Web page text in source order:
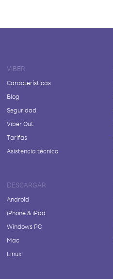
VIBER
Características
Blog
Seguridad
Viber Out
Tarifas
Asistencia técnica
DESCARGAR
Android
iPhone & iPad
Windows PC
Mac
Linux